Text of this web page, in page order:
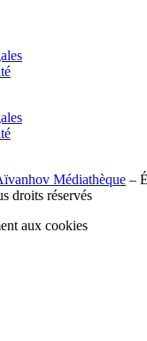
Médiathèque –
droits réservés
aux cookies